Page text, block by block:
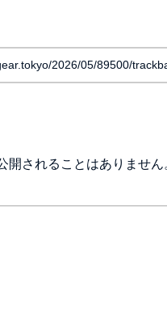
2026/05/89500/
開されることはありませ